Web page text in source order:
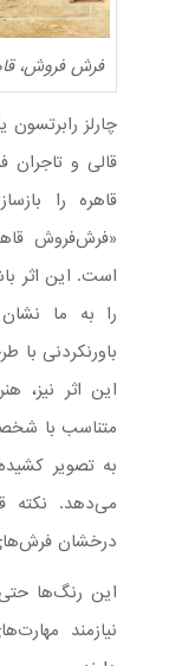
فرش فروش،
چارلز
قالی و تاجران
قاهره را
است. این اثر
را به ما
باورنکردنی با
این اثر نیز،
متناسب با
به تصویر
می‌دهد. نکته
درخشان
این رنگ‌ها
نیازمند